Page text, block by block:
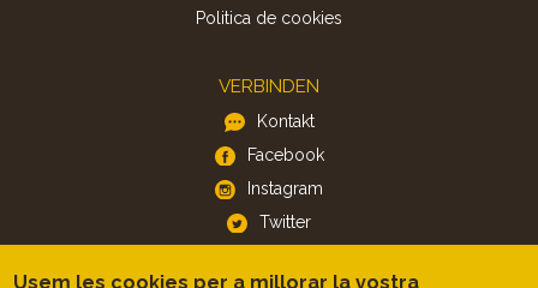
Politica de cookies
VERBINDEN
Kontakt
Facebook
Instagram
Twitter
Usem les cookies per a millorar la vostra